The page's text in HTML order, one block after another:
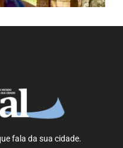
fala da sua cidade.